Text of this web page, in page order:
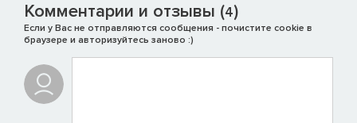
Комментарии и отзывы (4)
Если у Вас не отправляются сообщения - почистите cookie в
браузере и авторизуйтесь заново :)